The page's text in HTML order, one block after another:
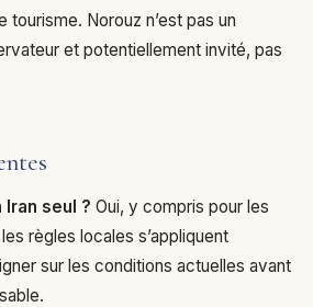
Norouz n’est pas un
et potentiellement invité, pas
seul ? Oui, y compris pour les
règles locales s’appliquent
sur les conditions actuelles avant